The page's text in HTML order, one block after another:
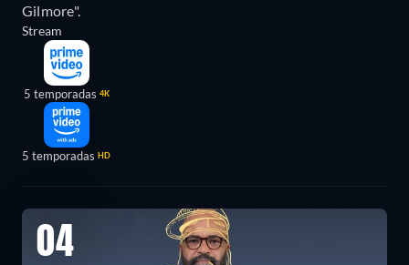
Gilmore".
Stream
5 temporadas 4K
5 temporadas HD
04